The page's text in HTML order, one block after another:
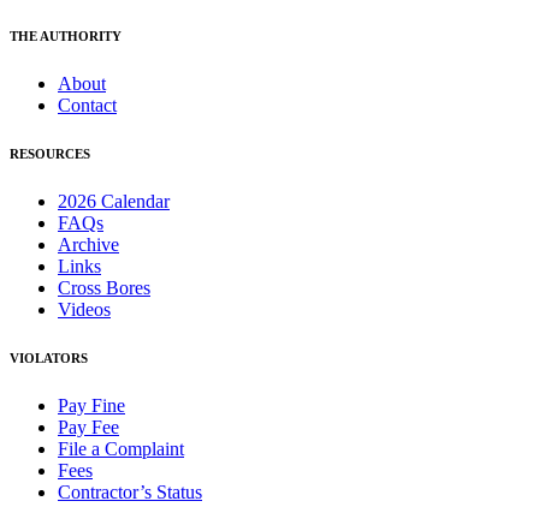
THE AUTHORITY
About
Contact
RESOURCES
2026 Calendar
FAQs
Archive
Links
Cross Bores
Videos
VIOLATORS
Pay Fine
Pay Fee
File a Complaint
Fees
Contractor’s Status